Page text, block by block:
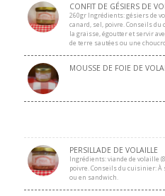
CONFIT DE GÉSIERS DE
260gr Ingrédients: gésiers de
canard, sel, poivre. Conseils
la graisse, égoutter et servir
de terre sautées ou une
MOUSSE DE FOIE DE
PERSILLADE DE VOLAILLE
Ingrédients: viande de volaille
poivre. Conseils du cuisinier:
ou en sandwich.